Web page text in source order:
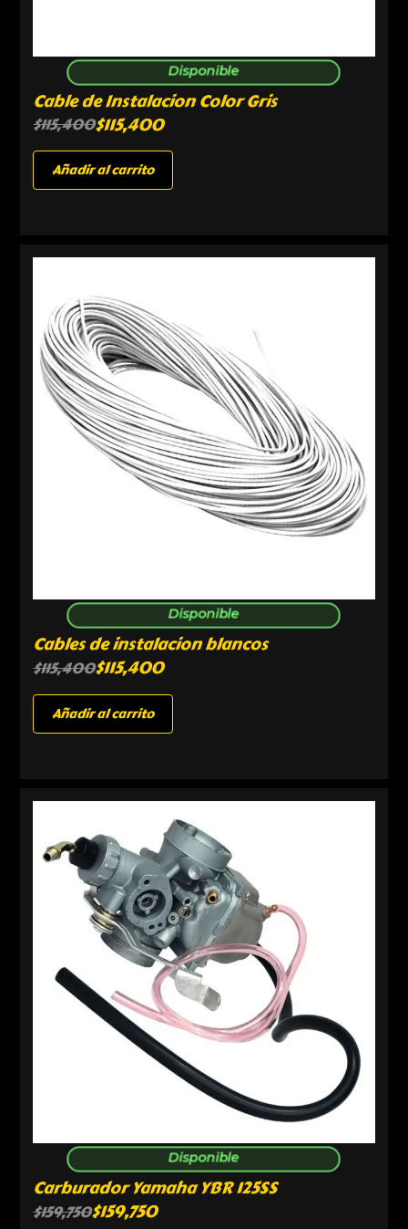
Disponible
Cable de Instalacion Color Gris
$115,400$115,400
Añadir al carrito
Disponible
Cables de instalacion blancos
$115,400$115,400
Añadir al carrito
Disponible
Carburador Yamaha YBR 125SS
$159,750$159,750